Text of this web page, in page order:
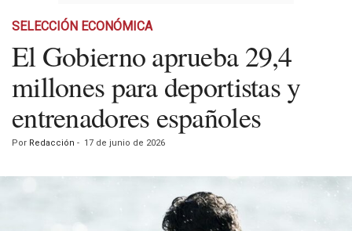
SELECCIÓN ECONÓMICA
El Gobierno aprueba 29,4
millones para deportistas y
entrenadores españoles
Por Redacción - 17 de junio de 2026